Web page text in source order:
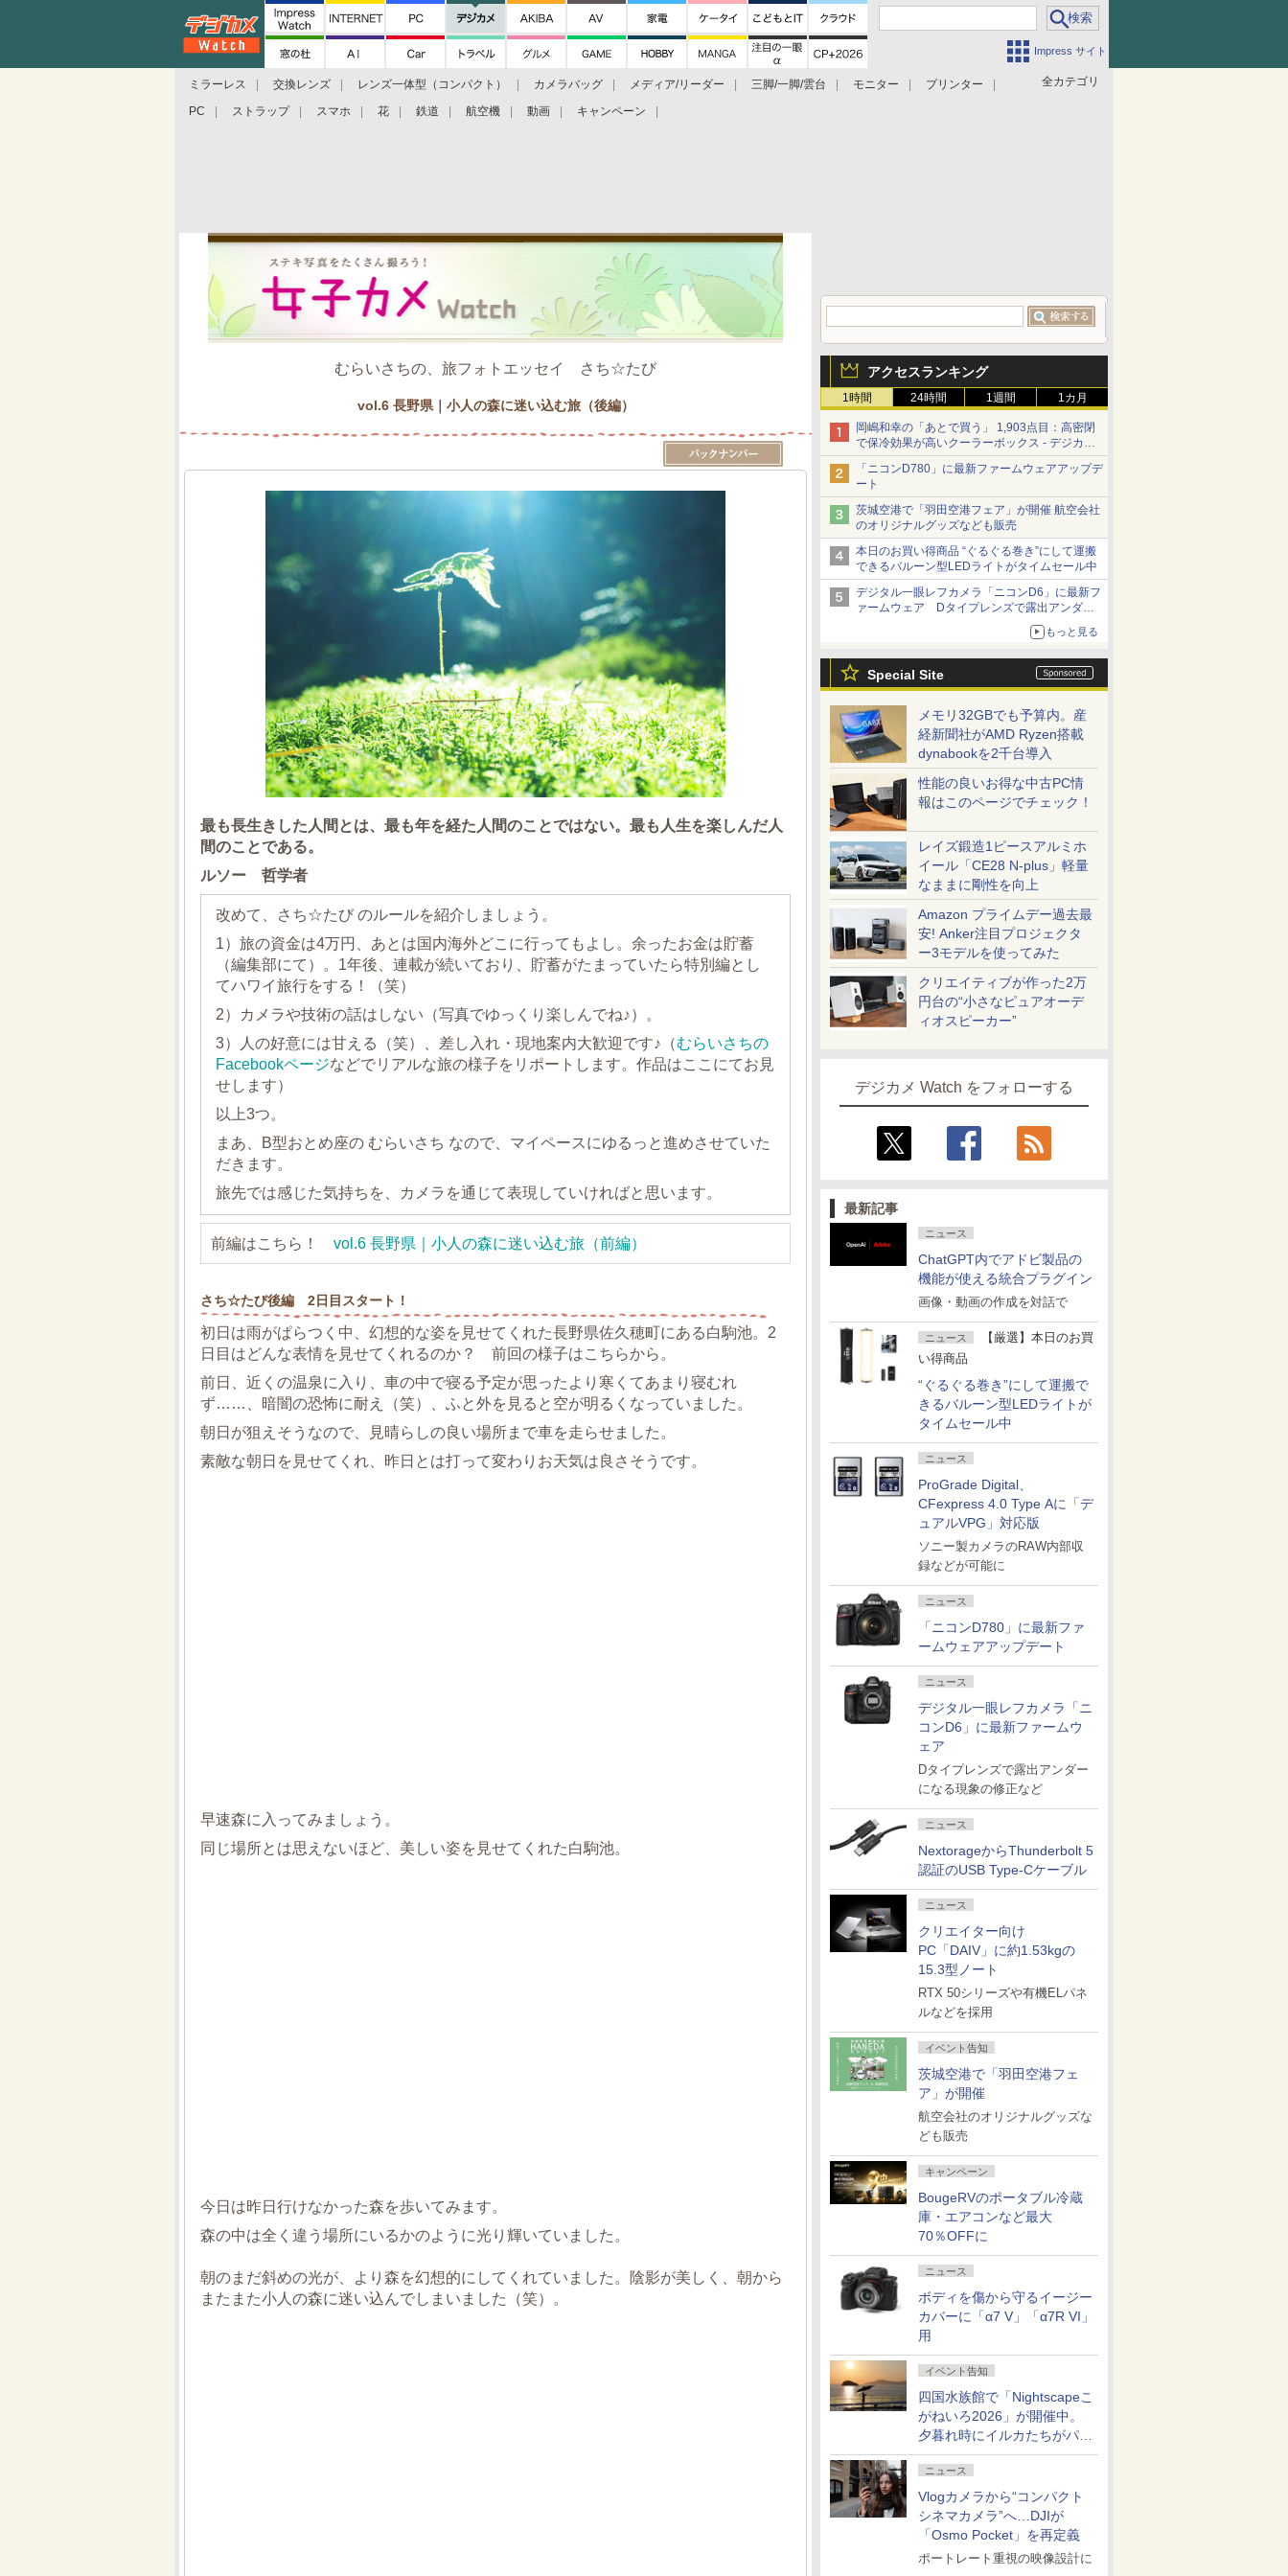
Impress サイト
全カテゴリ
ミラーレス 交換レンズ レンズ一体型（コンパクト） カメラバッグ メディア/リーダー 三脚/一脚/雲台 モニター
プリンター
PC
ストラップ スマホ 花 鉄道 航空機 動画 キャンペーン
アクセスランキング
1時間 24時間 1週間 1カ月
岡嶋和幸の「あとで買う」 1,903点目：高密閉
で保冷効果が高いクーラーボックス - デジカメ
Watch
「ニコンD780」に最新ファームウェアアップデ
ート
茨城空港で「羽田空港フェア」が開催 航空会社
のオリジナルグッズなども販売
本日のお買い得商品 “ぐるぐる巻き”にして運搬
できるバルーン型LEDライトがタイムセール中
デジタル一眼レフカメラ「ニコンD6」に最新フ
ァームウェア Dタイプレンズで露出アンダー
もっと見る
Special Site
メモリ32GBでも予算内。産
経新聞社がAMD Ryzen搭載
dynabookを2千台導入
性能の良いお得な中古PC情
報はこのページでチェック！
レイズ鍛造1ピースアルミホ
イール「CE28 N-plus」軽量
なままに剛性を向上
Amazon プライムデー過去最
安! Anker注目プロジェクタ
ー3モデルを使ってみた
クリエイティブが作った2万
円台の“小さなピュアオーデ
ィオスピーカー”
デジカメ Watch をフォローする
最新記事
ニュース
ChatGPT内でアドビ製品の
機能が使える統合プラグイン
画像・動画の作成を対話で
ニュース
【厳選】本日のお買
い得商品
“ぐるぐる巻き”にして運搬で
きるバルーン型LEDライトが
タイムセール中
ニュース
ProGrade Digital、
CFexpress 4.0 Type Aに「デ
ュアルVPG」対応版
ソニー製カメラのRAW内部収
録などが可能に
ニュース
「ニコンD780」に最新ファ
ームウェアアップデート
ニュース
デジタル一眼レフカメラ「ニ
コンD6」に最新ファームウ
ェア
Dタイプレンズで露出アンダー
になる現象の修正など
ニュース
NextorageからThunderbolt 5
認証のUSB Type-Cケーブル
ニュース
クリエイター向け
PC「DAIV」に約1.53kgの
15.3型ノート
RTX 50シリーズや有機ELパネ
ルなどを採用
イベント告知
茨城空港で「羽田空港フェ
ア」が開催
航空会社のオリジナルグッズな
ども販売
キャンペーン
BougeRVのポータブル冷蔵
庫・エアコンなど最大
70％OFFに
ニュース
ボディを傷から守るイージー
カバーに「α7 V」「α7R VI」
用
イベント告知
四国水族館で「Nightscapeこ
がねいろ2026」が開催中。
夕暮れ時にイルカたちがパフ
ォーマンスを繰り広げる
ニュース
Vlogカメラから“コンパクト
シネマカメラ”へ…DJIが
「Osmo Pocket」を再定義
ポートレート重視の映像設計に
むらいさちの、旅フォトエッセイ さち☆たび
vol.6 長野県｜小人の森に迷い込む旅（後編）
最も長生きした人間とは、最も年を経た人間のことではない。最も人生を楽しんだ人
間のことである。
ルソー 哲学者
改めて、さち☆たび のルールを紹介しましょう。
1）旅の資金は4万円、あとは国内海外どこに行ってもよし。余ったお金は貯蓄
（編集部にて）。1年後、連載が続いており、貯蓄がたまっていたら特別編とし
てハワイ旅行をする！（笑）
2）カメラや技術の話はしない（写真でゆっくり楽しんでね♪）。
3）人の好意には甘える（笑）、差し入れ・現地案内大歓迎です♪（むらいさちの
Facebookページなどでリアルな旅の様子をリポートします。作品はここにてお見
せします）
以上3つ。
まあ、B型おとめ座の むらいさち なので、マイペースにゆるっと進めさせていた
だきます。
旅先では感じた気持ちを、カメラを通じて表現していければと思います。
前編はこちら！ vol.6 長野県｜小人の森に迷い込む旅（前編）
さち☆たび後編 2日目スタート！
初日は雨がぱらつく中、幻想的な姿を見せてくれた長野県佐久穂町にある白駒池。2
日目はどんな表情を見せてくれるのか？ 前回の様子はこちらから。
前日、近くの温泉に入り、車の中で寝る予定が思ったより寒くてあまり寝むれ
ず……、暗闇の恐怖に耐え（笑）、ふと外を見ると空が明るくなっていました。
朝日が狙えそうなので、見晴らしの良い場所まで車を走らせました。
素敵な朝日を見せてくれ、昨日とは打って変わりお天気は良さそうです。
早速森に入ってみましょう。
同じ場所とは思えないほど、美しい姿を見せてくれた白駒池。
今日は昨日行けなかった森を歩いてみます。
森の中は全く違う場所にいるかのように光り輝いていました。
朝のまだ斜めの光が、より森を幻想的にしてくれていました。陰影が美しく、朝から
またまた小人の森に迷い込んでしまいました（笑）。